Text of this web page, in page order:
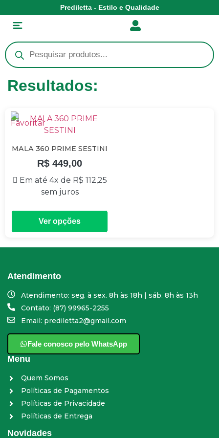
Prediletta - Estilo e Qualidade
Resultados:
MALA 360 PRIME SESTINI
R$ 449,00
Em até 4x de R$ 112,25
sem juros
Ver opções
Atendimento
Atendimento: seg. à sex. 8h às 18h | sáb. 8h às 13h
Contato: (87) 99965-2255
Email: prediletta2@gmail.com
Fale conosco pelo WhatsApp
Menu
Quem Somos
Políticas de Pagamentos
Políticas de Privacidade
Políticas de Entrega
Novidades